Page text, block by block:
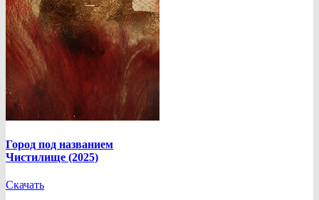
Город под названием
Чистилище (2025)
Скачать